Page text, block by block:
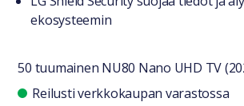
ekosysteemin
50 tuumainen NU80 Nano UHD TV
Saatavuustiedot
Reilusti verkkokaupan varastossa